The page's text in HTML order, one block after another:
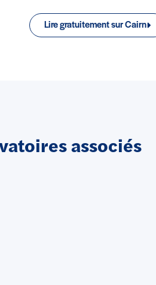
Lire gratuitement sur Cairn
associés